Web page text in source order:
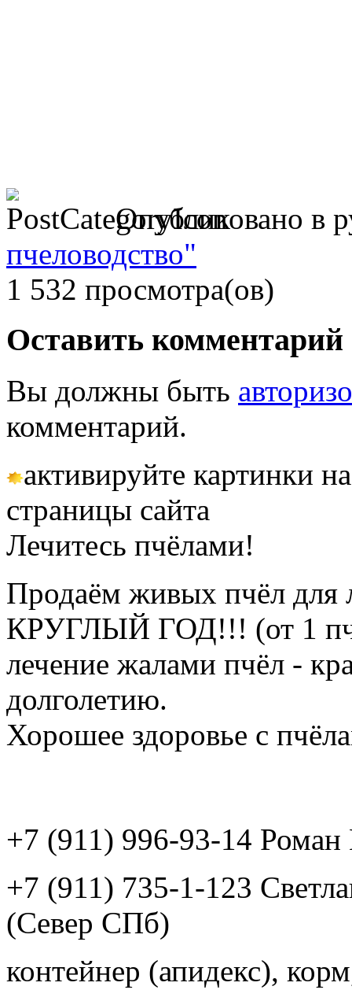
Опубликовано в
пчеловодство"
1 532 просмотра(ов)
Оставить комментарий
Вы должны быть
комментарий.
активируйте картинки
страницы сайта
Лечитесь пчёлами!
Продаём живых пчёл для
КРУГЛЫЙ ГОД!!! (от 1
лечение жалами пчёл -
долголетию.
Хорошее здоровье с
+7 (911) 996-93-14
+7 (911) 735-1-123
(Север СПб)
контейнер (апидекс),